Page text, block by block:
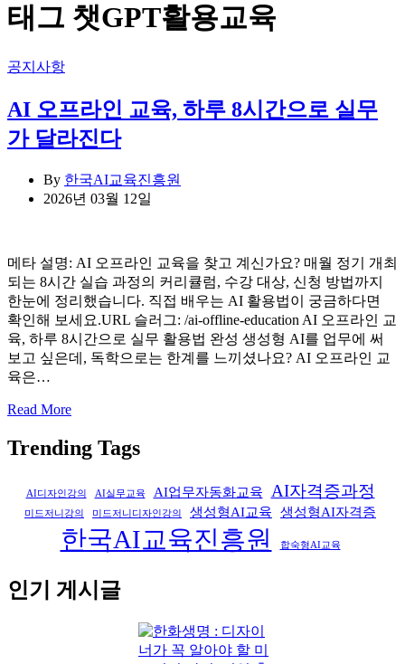
태그 챗GPT활용교육
Categories
공지사항
AI 오프라인 교육, 하루 8시간으로 실무
가 달라진다
By 한국AI교육진흥원
2026년 03월 12일
메타 설명: AI 오프라인 교육을 찾고 계신가요? 매월 정기 개최
되는 8시간 실습 과정의 커리큘럼, 수강 대상, 신청 방법까지
한눈에 정리했습니다. 직접 배우는 AI 활용법이 궁금하다면
확인해 보세요.URL 슬러그: /ai-offline-education AI 오프라인 교
육, 하루 8시간으로 실무 활용법 완성 생성형 AI를 업무에 써
보고 싶은데, 독학으로는 한계를 느끼셨나요? AI 오프라인 교
육은…
Read More
Trending Tags
AI디자인강의 AI실무교육 AI업무자동화교육 AI자격증과정
미드저니강의 미드저니디자인강의 생성형AI교육 생성형AI자격증
한국AI교육진흥원 합숙형AI교육
인기 게시글